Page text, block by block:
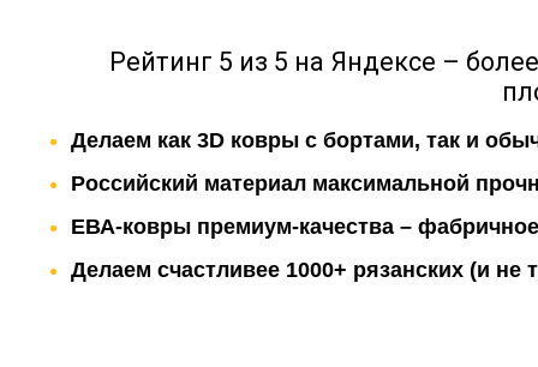
Рейтинг 5 из 5 на Яндексе –
Делаем как 3D ковры с бортами, так и
Российский материал максимальной
ЕВА-ковры премиум-качества –
Делаем счастливее 1000+ рязанских (и